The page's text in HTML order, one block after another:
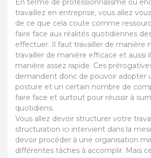
En terme de professionnalisme ou
travaillez en entreprise, vous allez
de ce que cela coute comme
faire face aux réalités quotidiennes
effectuer. Il faut travailler de manière
travailler de manière efficace et aussi
manière assez rapide. Ces
demandent donc de pouvoir adopter
posture et un certain nombre de
faire face et surtout pour réussir à
quotidiens.
Vous allez devoir structurer votre
structuration ici intervient dans la
devoir procéder à une organisation
différentes tâches à accomplir. Mais